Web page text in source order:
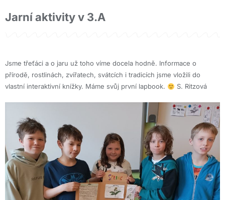
Jarní aktivity v 3.A
Jsme třeťáci a o jaru už toho víme docela hodně. Informace o
přírodě, rostlinách, zvířatech, svátcích i tradicích jsme vložili do
vlastní interaktivní knížky. Máme svůj první lapbook.
S. Ritzová